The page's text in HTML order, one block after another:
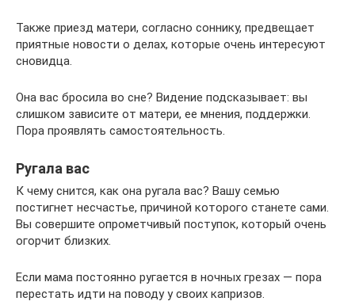
Также приезд матери, согласно соннику, предвещает
приятные новости о делах, которые очень интересуют
сновидца.
Она вас бросила во сне? Видение подсказывает: вы
слишком зависите от матери, ее мнения, поддержки.
Пора проявлять самостоятельность.
Ругала вас
К чему снится, как она ругала вас? Вашу семью
постигнет несчастье, причиной которого станете сами.
Вы совершите опрометчивый поступок, который очень
огорчит близких.
Если мама постоянно ругается в ночных грезах — пора
перестать идти на поводу у своих капризов.